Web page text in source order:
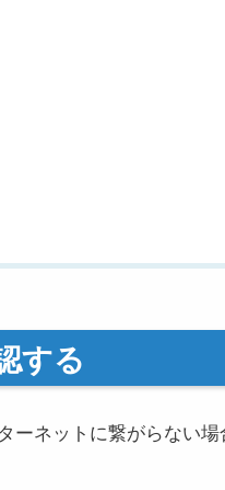
する
ネットに繋がらない場